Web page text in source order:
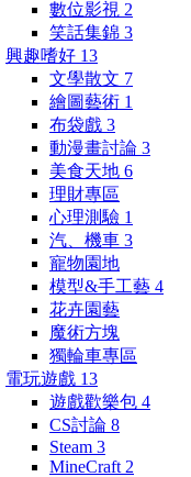
數位影視 2
笑話集錦 3
興趣嗜好 13
文學散文 7
繪圖藝術 1
布袋戲 3
動漫畫討論 3
美食天地 6
理財專區
心理測驗 1
汽、機車 3
寵物園地
模型&手工藝 4
花卉園藝
魔術方塊
獨輪車專區
電玩遊戲 13
遊戲歡樂包 4
CS討論 8
Steam 3
MineCraft 2